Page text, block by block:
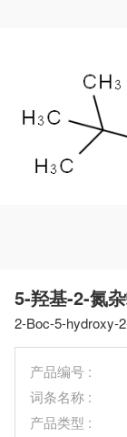
5-羟基-2-氮
2-Boc-5-hydroxy-
产品编号 :
词条名称 :
产品类型 :